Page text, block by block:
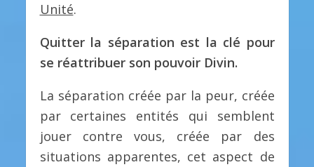
Unité.
Quitter la séparation est la clé pour
se réattribuer son pouvoir Divin.
La séparation créée par la peur, créée
par certaines entités qui semblent
jouer contre vous, créée par des
situations apparentes, cet aspect de